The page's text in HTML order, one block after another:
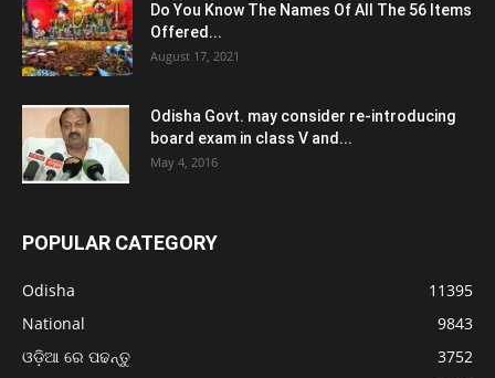
Do You Know The Names Of All The 56 Items
Offered...
August 17, 2021
Odisha Govt. may consider re-introducing
board exam in class V and...
May 4, 2016
POPULAR CATEGORY
Odisha
11395
National
9843
ଓଡ଼ିଆ ରେ ପଢନ୍ତୁ
3752